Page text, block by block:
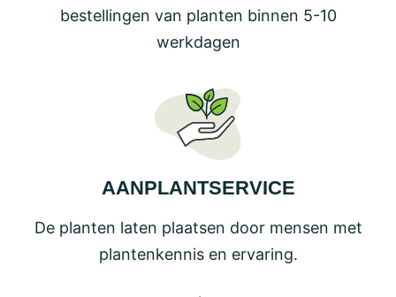
bestellingen van planten binnen 5-10
werkdagen
AANPLANTSERVICE
De planten laten plaatsen door mensen met
plantenkennis en ervaring.